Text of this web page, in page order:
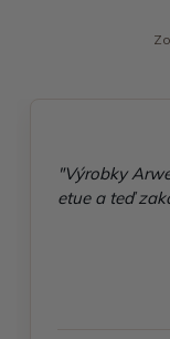
"Výrobky
etue a teď